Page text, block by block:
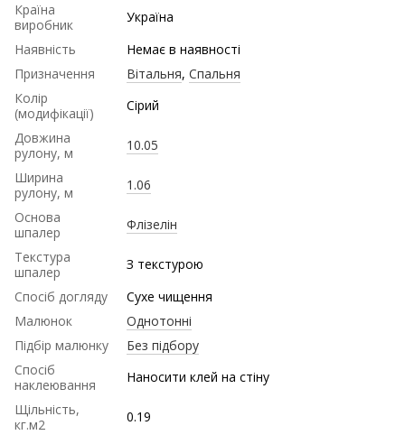
Країна
виробник
Україна
Наявність
Немає в наявності
Призначення
Вітальня, Спальня
Колір
(модифікації)
Сірий
Довжина
рулону, м
10.05
Ширина
рулону, м
1.06
Основа
шпалер
Флізелін
Текстура
шпалер
З текстурою
Спосіб догляду
Сухе чищення
Малюнок
Однотонні
Підбір малюнку
Без підбору
Спосіб
наклеювання
Наносити клей на стіну
Щільність,
кг.м2
0.19